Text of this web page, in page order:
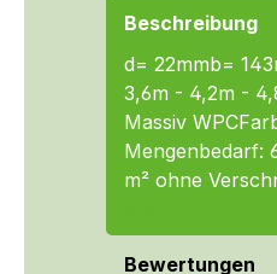
Beschreibung
d= 22mmb=
3,6m - 4,2m -
Massiv
Mengenbedarf:
m² ohne
Bewertungen